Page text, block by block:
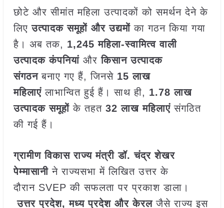
छोटे और सीमांत महिला उत्पादकों को समर्थन देने के
लिएउत्पादक समूहों और उद्यमोंका गठन किया गया
है। अब तक, 1,245महिला-स्वामित्व वाली
उत्पादक कंपनियांऔरकिसान उत्पादक
संगठनबनाए गए हैं, जिनसे 15लाख
महिलाएंलाभान्वित हुई हैं। साथ ही, 1.78लाख
उत्पादक समूहों के तहत 32लाख महिलाएंसंगठित
की गई हैं।
ग्रामीण विकास राज्य मंत्री डॉ. चंद्र शेखर
पेम्मासानीने राज्यसभा में लिखित उत्तर के
दौरान SVEP की सफलता पर प्रकाश डाला।
उत्तर प्रदेश,मध्य प्रदेश और केरलजैसे राज्य इस